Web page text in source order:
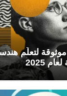
لتعلّم
2025